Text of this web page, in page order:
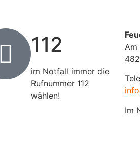
112
im Notfall immer die
Rufnummer 112
wählen!
Im